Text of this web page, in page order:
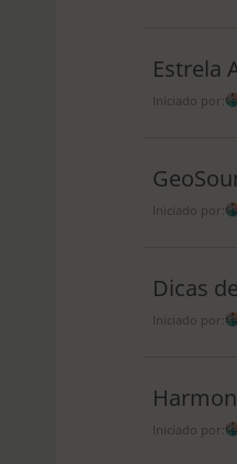
Estrela
Iniciado por:
Iniciado por:
Dicas
Iniciado por:
Iniciado por: